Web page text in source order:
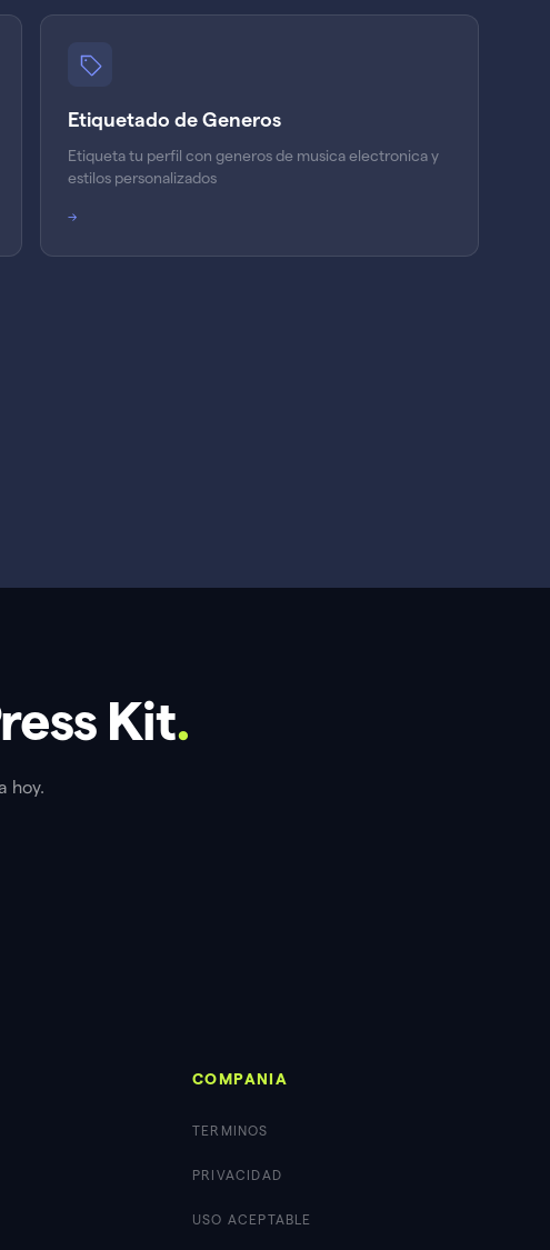
Etiquetado de Generos
Etiqueta tu perfil con generos de musica electronica y
estilos personalizados
→
Kit.
hoy.
COMPANIA
TERMINOS
PRIVACIDAD
USO ACEPTABLE